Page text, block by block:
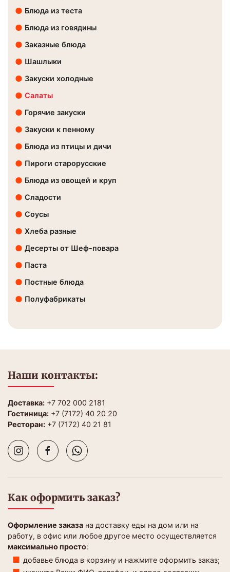
Блюда из теста
Блюда из говядины
Заказные блюда
Шашлыки
Закуски холодные
Салаты
Горячие закуски
Закуски к пенному
Блюда из птицы и дичи
Пироги старорусские
Блюда из овощей и круп
Сладости
Соусы
Хлеба разные
Десерты от Шеф-повара
Паста
Постные блюда
Полуфабрикаты
Наши контакты:
Доставка: +7 702 000 2181
Гостиница: +7 (7172) 40 20 20
Ресторан: +7 (7172) 40 21 81
Как оформить заказ?
Оформление заказа на доставку еды на дом или на
работу, в офис или любое другое место осуществляется
максимально просто:
добавье блюда в корзину и нажмите оформить заказ;